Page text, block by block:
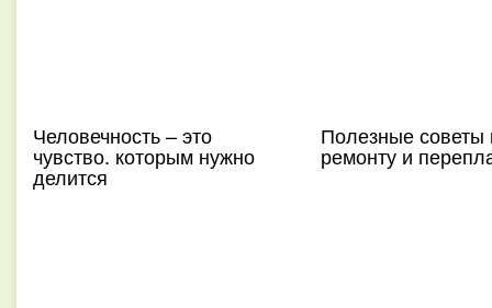
Человечность – это
чувство. которым нужно
делится
Полезные советы
ремонту и